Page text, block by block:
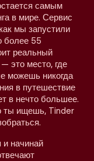
самым
в мире. Сервис
мы запустили
более 55
реальный
это место, где
можешь никогда
в путешествие
в нечто большее.
ты ищешь, Tinder
и начинай